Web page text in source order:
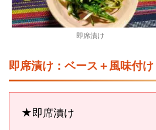
即席漬け
即席漬け：ベース＋風味付け
★即席漬け